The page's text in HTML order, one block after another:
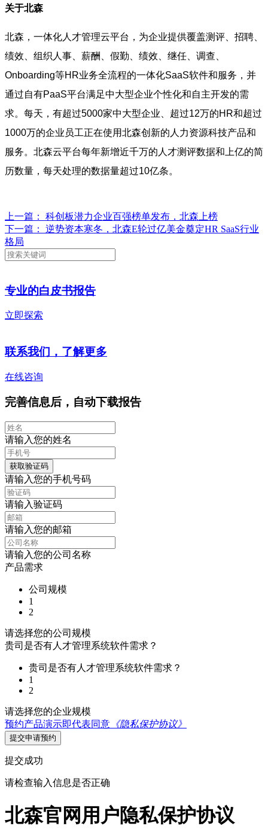
关于北森
北森，一体化人才管理云平台，为企业提供覆盖测评、招聘、
绩效、组织人事、薪酬、假勤、绩效、继任、调查、
Onboarding等HR业务全流程的一体化SaaS软件和服务，并
通过自有PaaS平台满足中大型企业个性化和自主开发的需
求。每天，有超过5000家中大型企业、超过12万的HR和超过
1000万的企业员工正在使用北森创新的人力资源科技产品和
服务。北森云平台每年新增近千万的人才测评数据和上亿的简
历数量，每天处理的数据量超过10亿条。
上一篇： 科创板潜力企业百强榜单发布，北森上榜
下一篇： 逆势资本寒冬，北森E轮过亿美金奠定HR SaaS行业
格局
专业的白皮书报告
立即探索
联系我们，了解更多
在线咨询
完善信息后，自动下载报告
请输入您的姓名
获取验证码
请输入您的手机号码
请输入验证码
请输入您的邮箱
请输入您的公司名称
产品需求
公司规模
1
2
请选择您的公司规模
贵司是否有人才管理系统软件需求？
贵司是否有人才管理系统软件需求？
1
2
请选择您的企业规模
预约产品演示即代表同意 《隐私保护协议》
提交申请预约
提交成功
请检查输入信息是否正确
北森官网用户隐私保护协议